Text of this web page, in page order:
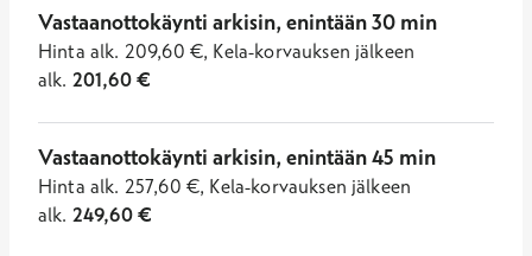
Vastaanottokäynti arkisin, enintään 30 min
Hinta alk. 209,60 €, Kela-korvauksen jälkeen
alk. 201,60€
Vastaanottokäynti arkisin, enintään 45 min
Hinta alk. 257,60 €, Kela-korvauksen jälkeen
alk. 249,60€